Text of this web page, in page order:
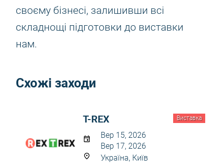
своєму бізнесі, залишивши всі
складнощі підготовки до виставки
нам.
Схожі заходи
Виставка
T-REX
Вер 15, 2026
Вер 17, 2026
Україна, Київ